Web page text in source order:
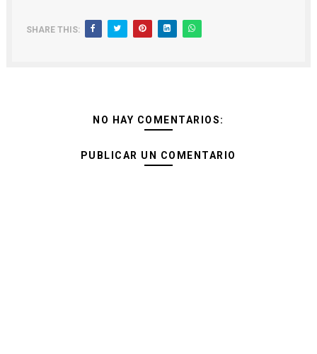
SHARE THIS:
NO HAY COMENTARIOS:
PUBLICAR UN COMENTARIO